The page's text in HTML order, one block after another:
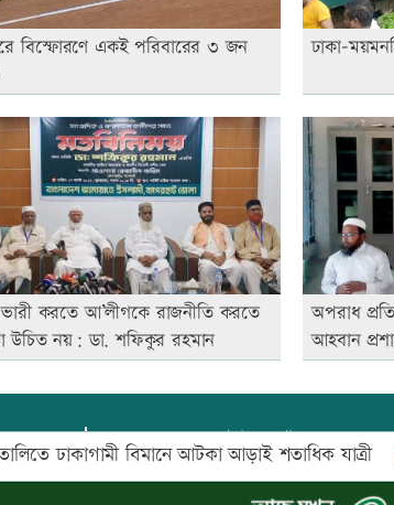
বিস্ফোরণে একই পরিবারের ৩ জন
ঢাকা-
করতে আ’লীগকে রাজনীতি করতে
উচিত নয়: ডা. শফিকুর রহমান
অপরাধ
আহবান
প্রধান সম্পাদক:আফজাল
প্রোমিতা আফরিন কর্তৃক
সি-৫০১, ৬ষ্ঠতলা, আল রাজী
ঢাকাগামী বিমানে আটকা আড়াই শতাধিক যাত্রী